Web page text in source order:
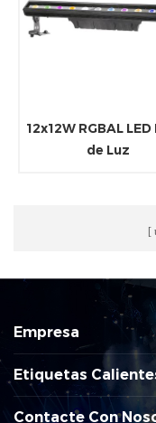
12x12W RGBAL
de Luz
Empresa
Etiquetas
Contacte Con